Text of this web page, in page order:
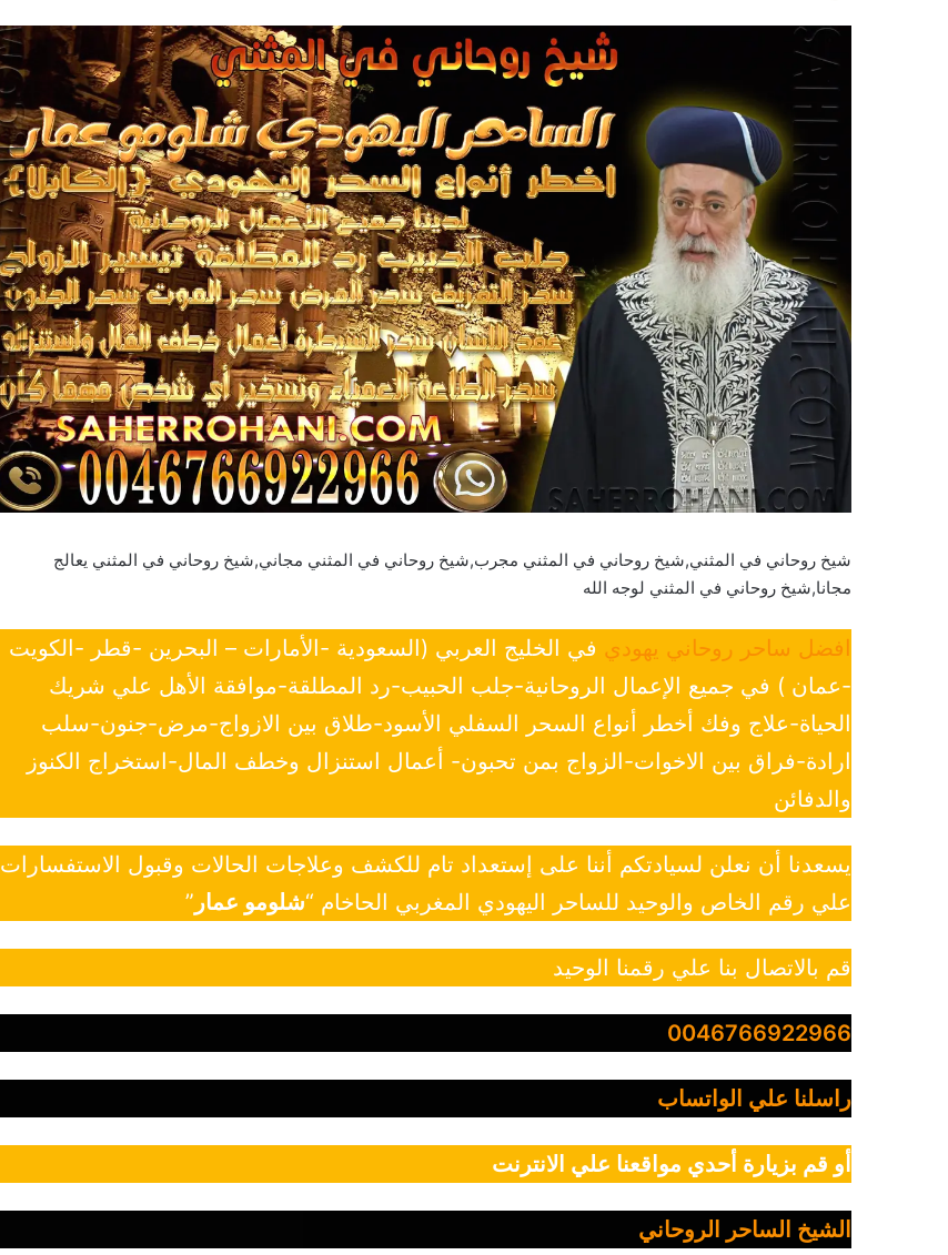
شيخ روحاني في المثني,شيخ روحاني في المثني مجرب,شيخ روحاني في المثني مجاني,شيخ روحاني في المثني يعالج
مجانا,شيخ روحاني في المثني لوجه الله
افضل ساحر روحاني يهودي في الخليج العربي (السعودية -الأمارات – البحرين -قطر -الكويت
-عمان ) في جميع الإعمال الروحانية-جلب الحبيب-رد المطلقة-موافقة الأهل علي شريك
الحياة-علاج وفك أخطر أنواع السحر السفلي الأسود-طلاق بين الازواج-مرض-جنون-سلب
ارادة-فراق بين الاخوات-الزواج بمن تحبون- أعمال استنزال وخطف المال-استخراج الكنوز
والدفائن
يسعدنا أن نعلن لسيادتكم أننا على إستعداد تام للكشف وعلاجات الحالات وقبول الاستفسارات
علي رقم الخاص والوحيد للساحر اليهودي المغربي الحاخام “شلومو عمار ”
قم بالاتصال بنا علي رقمنا الوحيد
0046766922966
راسلنا علي الواتساب
أو قم بزيارة أحدي مواقعنا علي الانترنت
الشيخ الساحر الروحاني